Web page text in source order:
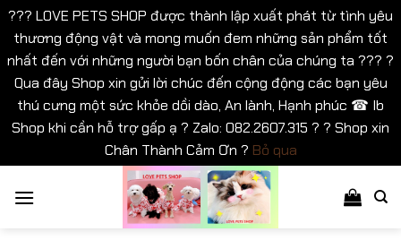
??? LOVE PETS SHOP được thành lập xuất phát từ tình yêu
thương động vật và mong muốn đem những sản phẩm tốt
nhất đến với những người bạn bốn chân của chúng ta ??? ?
Qua đây Shop xin gửi lời chúc đến cộng động các bạn yêu
thú cưng một sức khỏe dồi dào, An lành, Hạnh phúc ☎ Ib
Shop khi cần hỗ trợ gấp ạ ? Zalo: 082.2607.315 ? ? Shop xin
Chân Thành Cảm Ơn ? Bỏ qua
qua